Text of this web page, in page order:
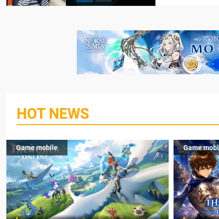
HOT NEWS
Game mobile Game